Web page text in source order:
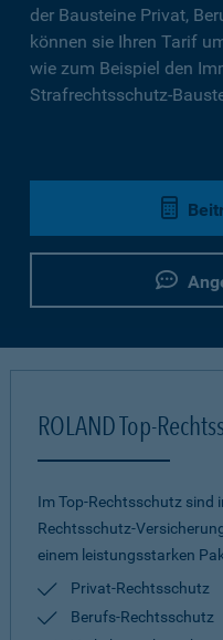
der Bausteine Privat,
können sie Ihren Tarif
wie zum Beispiel den
Strafrechtsschutz-
ROLAND Top-
Im Top-Rechtsschutz sind
Rechtsschutz-
einem leistungsstarken
Privat-Rechtsschutz
Berufs-Rechtsschutz